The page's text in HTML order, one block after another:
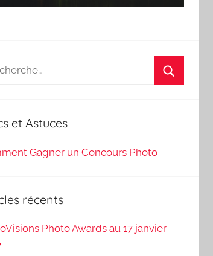
et Astuces
Gagner un Concours Photo
récents
Photo Awards au 17 janvier